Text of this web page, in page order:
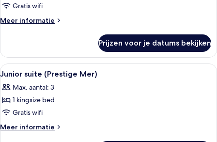
Gratis wifi
Meer informatie
Meer
Prijzen voor je datums bekijken
Alle
foto's
voor
Junior
suite
(Prestige
Een hotelkamer met een bed, een
5
Junior suite (Prestige Mer)
Max. aantal: 3
1 kingsize bed
Gratis wifi
Meer informatie
Meer